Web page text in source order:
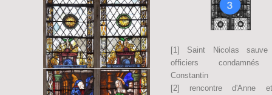
[1] Saint Nicolas sauve
officiers
Constantin
[2] rencontre d'Anne